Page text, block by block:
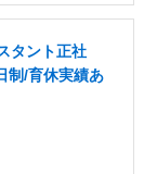
タント正社
制/育休実績あ